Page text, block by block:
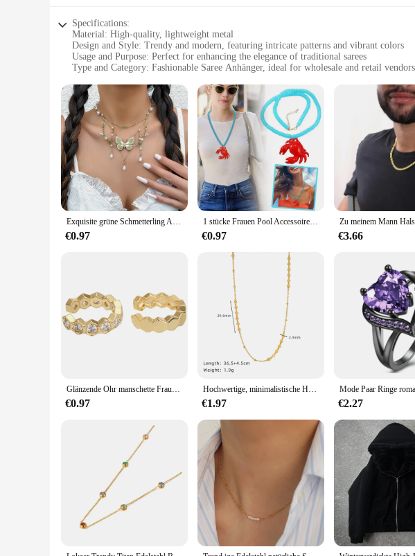
Specifications:
Material: High-quality, lightweight metal
Design and Style: Trendy and modern, featuring intricate patterns and vibrant colors
Usage and Purpose: Perfect for enhancing the elegance of traditional sarees
Type and Category: Fashionable Saree Anhänger, ideal for wholesale and retail vendors
Parts and Accessories: Comes as a set, complete with a versatile selection of Anhänger
Features:
**Elevate Your Saree Game**
Step into the world of traditional fashion with our Trendy Saree Anhänger, a collection
touch of sparkle; they are a statement of style and sophistication. Each piece in the
intricate patterns and vibrant colors make these Anhänger a standout addition to any
**Versatile and Elegant Design**
Whether you're attending a wedding, a cultural event, or simply dressing up for a
accessories make them a must-have for both wholesale vendors and retail customers
ensuring that you have the perfect Anhänger to match any saree color or style.
**Durable and Long-Lasting**
They are resistant to tarnish and wear, ensuring that your Anhänger maintains its
the perfect match for any saree. With these accessories, you can be confident that
Exquisite grüne Schmetterling Anhänger Halskette für Frauen Charme Mode y2k Accessoires Hochzeits feier Schmuck Geschenk
€0.97
1 stücke Frauen Pool Accessoires Halskette Strand Halskette Ozean Stil rote Krabben Hip Hop Halskette Anhänger EU und uns Party Zubehör
€0.97 €3.66
Glänzende Ohr manschette Frauen Boho glänzend Gold Farbe trendy neue französische Mode Reifen einfache Luxus Designer Y2k Schmuck Clip Ohrringe
€0.97
Hochwertige, minimalistische Halskette aus Edelstahl, wasserdicht, Basic, klassisch, trendiger Schmuck
€1.97 €2.27